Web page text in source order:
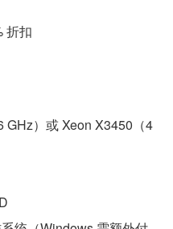
折扣
GHz）或 Xeon X3450（4